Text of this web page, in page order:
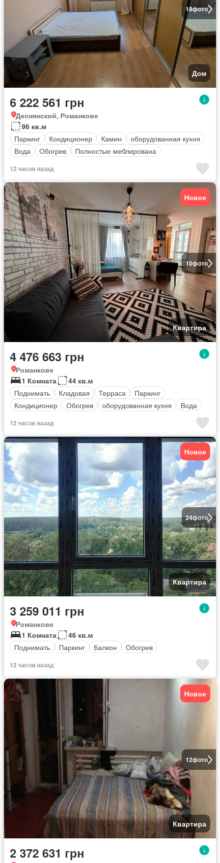
18фото
Дом
6 222 561 грн
Деснянский, Романкове
96 кв.м
Паркинг
Кондиционер Камин
оборудованная кухня
Вода
Обогрев Полностью меблирована
12 часов назад
10фото
Новое
Квартира
4 476 663 грн
Романкове
1 Комната
44 кв.м
Поднимать
Кладовая Терраса
Паркинг
Кондиционер
Обогрев оборудованная кухня Вода
12 часов назад
24фото
Новое
Квартира
3 259 011 грн
Романкове
1 Комната
46 кв.м
Поднимать
Паркинг Балкон Обогрев
12 часов назад
12фото
Новое
Квартира
2 372 631 грн